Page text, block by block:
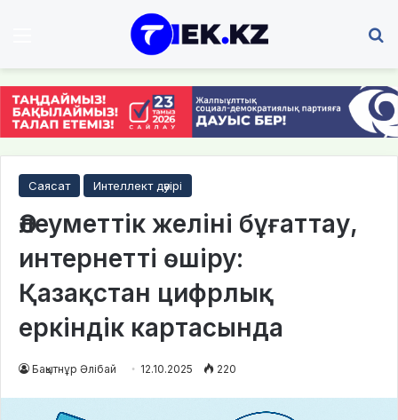
Саясат Интеллект дәуірі
Әлеуметтік желіні бұғаттау,
интернетті өшіру:
Қазақстан цифрлық
еркіндік картасында
Бақытнұр Әлібай 12.10.2025 220